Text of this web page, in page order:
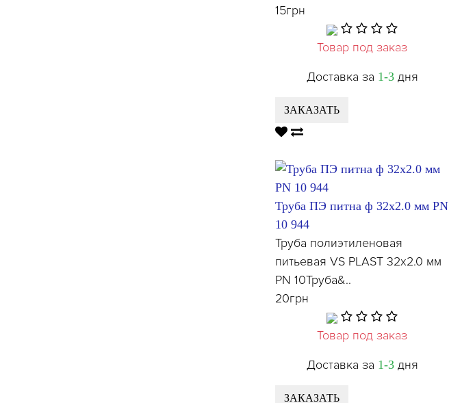
15грн
Товар под заказ
Доставка за 1-3дня
ЗАКАЗАТЬ
Труба ПЭ питна ф 32x2.0 мм PN
10 944
Труба полиэтиленовая
питьевая VS PLAST 32х2.0 мм
PN 10Труба&..
20грн
Товар под заказ
Доставка за 1-3дня
ЗАКАЗАТЬ